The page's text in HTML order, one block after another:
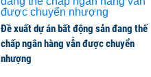
Đề xuất dự án bất động sản đang thế
chấp ngân hàng vẫn được chuyển
nhượng